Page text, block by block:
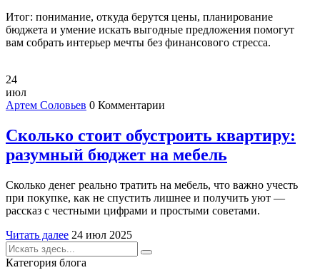
Итог: понимание, откуда берутся цены, планирование
бюджета и умение искать выгодные предложения помогут
вам собрать интерьер мечты без финансового стресса.
24
июл
Артем Соловьев 0 Комментарии
Сколько стоит обустроить квартиру:
разумный бюджет на мебель
Сколько денег реально тратить на мебель, что важно учесть
при покупке, как не спустить лишнее и получить уют —
рассказ с честными цифрами и простыми советами.
Читать далее 24 июл 2025
Категория блога